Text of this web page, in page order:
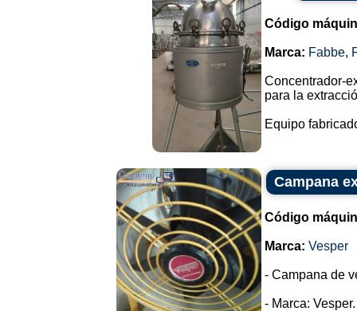
Código
Marca: Fabbe,
Concentrador-
para la
Equipo
Campana
Código
Marca: Vesper
- Campana de
- Marca: Vesper.